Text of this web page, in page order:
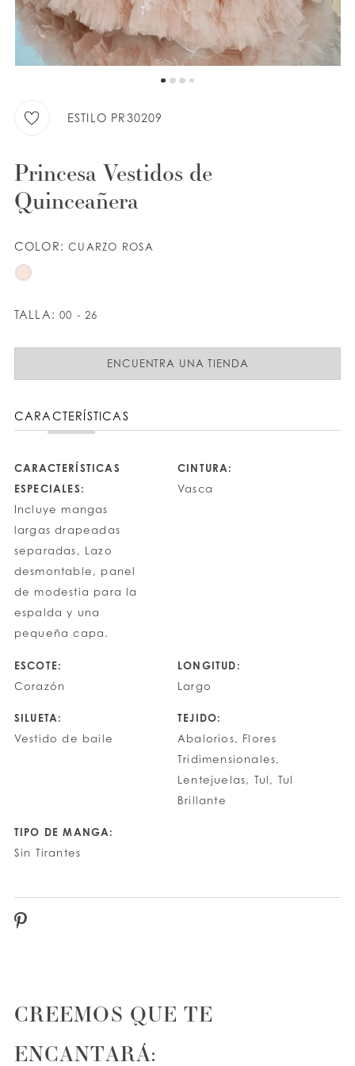
LISTA DE DESEOS
ESTILO PR30209
Princesa Vestidos de
Quinceañera
COLOR:CUARZO ROSA
TALLA: 00 - 26
ENCUENTRA UNA TIENDA
CARACTERÍSTICAS
CARACTERÍSTICAS
ESPECIALES:
Incluye mangas
largas drapeadas
separadas, Lazo
desmontable, panel
de modestia para la
espalda y una
pequeña capa.
CINTURA:
Vasca
ESCOTE:
Corazón
LONGITUD:
Largo
SILUETA:
Vestido de baile
TEJIDO:
Abalorios, Flores
Tridimensionales,
Lentejuelas, Tul, Tul
Brillante
TIPO DE MANGA:
Sin Tirantes
CREEMOS QUE TE
ENCANTARÁ: